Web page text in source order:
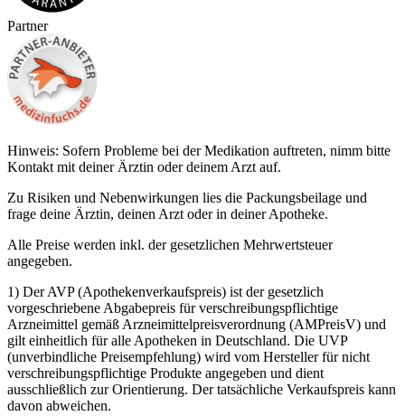
Partner
Hinweis: Sofern Probleme bei der Medikation auftreten, nimm bitte
Kontakt mit deiner Ärztin oder deinem Arzt auf.
Zu Risiken und Nebenwirkungen lies die Packungsbeilage und
frage deine Ärztin, deinen Arzt oder in deiner Apotheke.
Alle Preise werden inkl. der gesetzlichen Mehrwertsteuer
angegeben.
1) Der AVP (Apothekenverkaufspreis) ist der gesetzlich
vorgeschriebene Abgabepreis für verschreibungspflichtige
Arzneimittel gemäß Arzneimittelpreisverordnung (AMPreisV) und
gilt einheitlich für alle Apotheken in Deutschland. Die UVP
(unverbindliche Preisempfehlung) wird vom Hersteller für nicht
verschreibungspflichtige Produkte angegeben und dient
ausschließlich zur Orientierung. Der tatsächliche Verkaufspreis kann
davon abweichen.